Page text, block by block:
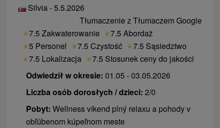
Silvia - 5.5.2026
Tłumaczenie z Tłumaczem Google
★7.5 Zakwaterowanie ★7.5 Abordaż
★5 Personel ★7.5 Czystość ★7.5 Sąsiedztwo
★7.5 Lokalizacja ★7.5 Stosunek ceny do jakości
Odwiedził w okresie: 01.05 - 03.05.2026
Liczba osób dorosłych / dzieci: 2/0
Pobyt: Wellness víkend plný relaxu a pohody v
obľúbenom kúpeľnom meste